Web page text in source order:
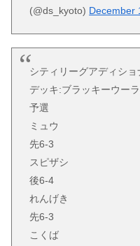
(@ds_kyoto) December
シティリーグアディシ
デッキ:ブラッキーウー
予選
ミュウ
先6-3
スピザシ
後6-4
れんげき
先6-3
こくば